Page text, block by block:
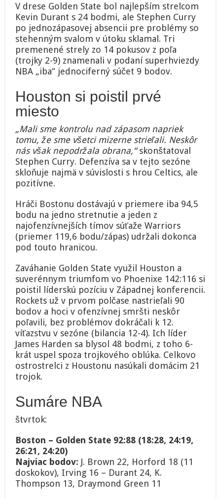
V drese Golden State bol najlepším strelcom
Kevin Durant s 24 bodmi, ale Stephen Curry
po jednozápasovej absencii pre problémy so
stehenným svalom v útoku sklamal. Tri
premenené strely zo 14 pokusov z poľa
(trojky 2-9) znamenali v podaní superhviezdy
NBA „iba“ jednociferný súčet 9 bodov.
Houston si poistil prvé
miesto
„Mali sme kontrolu nad zápasom napriek
tomu, že sme všetci mizerne strieľali. Neskôr
nás však nepodržala obrana,“skonštatoval
Stephen Curry. Defenzíva sa v tejto sezóne
skloňuje najmä v súvislosti s hrou Celtics, ale
pozitívne.
Hráči Bostonu dostávajú v priemere iba 94,5
bodu na jedno stretnutie a jeden z
najofenzívnejších tímov súťaže Warriors
(priemer 119,6 bodu/zápas) udržali dokonca
pod touto hranicou.
Zaváhanie Golden State využil Houston a
suverénnym triumfom vo Phoenixe 142:116 si
poistil líderskú pozíciu v Západnej konferencii.
Rockets už v prvom polčase nastrieľali 90
bodov a hoci v ofenzívnej smršti neskôr
poľavili, bez problémov dokráčali k 12.
víťazstvu v sezóne (bilancia 12-4). Ich líder
James Harden sa blysol 48 bodmi, z toho 6-
krát uspel spoza trojkového oblúka. Celkovo
ostrostrelci z Houstonu nasúkali domácim 21
trojok.
Sumáre NBA
štvrtok:
Boston – Golden State 92:88 (18:28, 24:19,
26:21, 24:20)
Najviac bodov: J. Brown 22, Horford 18 (11
doskokov), Irving 16 – Durant 24, K.
Thompson 13, Draymond Green 11